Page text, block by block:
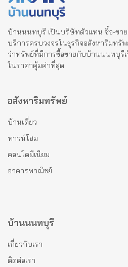
บ้านนนทบุรี เป็นบริษัทตัวแทน ซื้อ-ขา
บริการครบวงจรในธุรกิจอสังหาริมทรั
ว่าทรัพย์ที่มีการซื้อขายกับบ้านนนทบุ
ในราคาคุ้มค่าที่สุด
อสังหาริมทรัพย์
บ้านเดี่ยว
ทาวน์โฮม
คอนโดมีเนียม
อาคารพาณิชย์
บ้านนนทบุรี
เกี่ยวกับเรา
ติดต่อเรา